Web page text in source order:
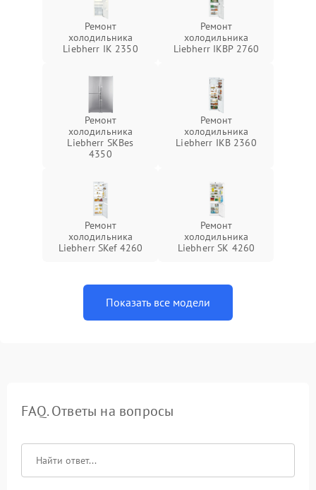
Ремонт
холодильника
Liebherr IK 2350
Ремонт
холодильника
Liebherr IKBP 2760
Ремонт
холодильника
Liebherr SKBes
4350
Ремонт
холодильника
Liebherr IKB 2360
Ремонт
холодильника
Liebherr SKef 4260
Ремонт
холодильника
Liebherr SK 4260
Показать все модели
FAQ. Ответы на вопросы